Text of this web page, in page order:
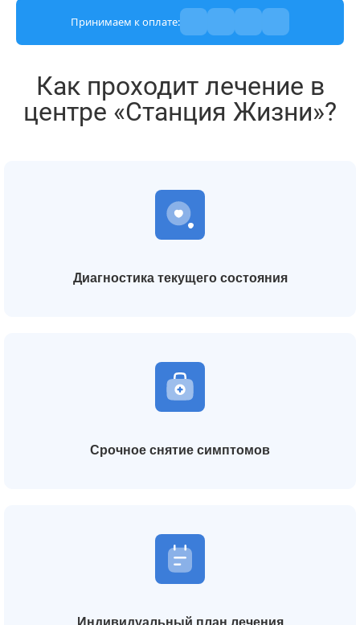
Принимаем к оплате:
Как проходит лечение в
центре «Станция Жизни»?
Диагностика текущего состояния
Срочное снятие симптомов